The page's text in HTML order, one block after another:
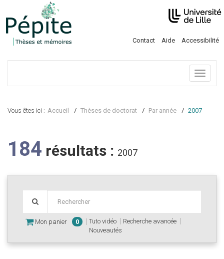
Contact Aide Accessibilité
Menu
Vous êtes ici : Accueil Thèses de doctorat Par année 2007
184 résultats : 2007
Mon panier 0 Tuto vidéo
Recherche avancée
Nouveautés